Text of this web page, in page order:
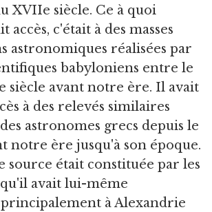
XVIIe siècle. Ce à quoi
accès, c'était à des masses
astronomiques réalisées par
babyloniens entre le
siècle avant notre ère. Il avait
à des relevés similaires
astronomes grecs depuis le
notre ère jusqu'à son époque.
source était constituée par les
avait lui-même
à Alexandrie